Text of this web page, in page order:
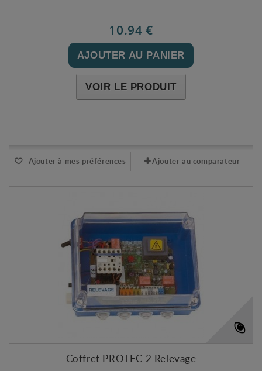
10.94 €
AJOUTER AU PANIER
VOIR LE PRODUIT
Ajouter à mes préférences Ajouter au comparateur
Coffret PROTEC 2 Relevage